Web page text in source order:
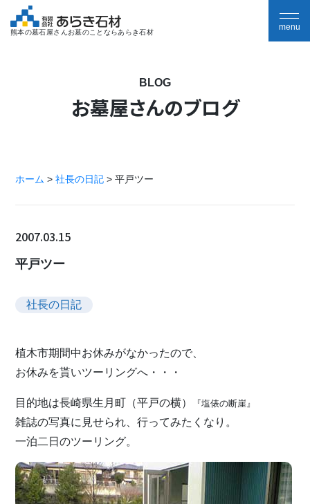
熊本の墓石屋さんお墓のことならあらき石材
BLOG
お墓屋さんのブログ
ホーム >社長の日記 >平戸ツー
2007.03.15
平戸ツー
社長の日記
植木市期間中お休みがなかったので、
お休みを貰いツーリングへ・・・
目的地は長崎県生月町（平戸の横） 『塩俵の断崖』
雑誌の写真に見せられ、行ってみたくなり。
一泊二日のツーリング。